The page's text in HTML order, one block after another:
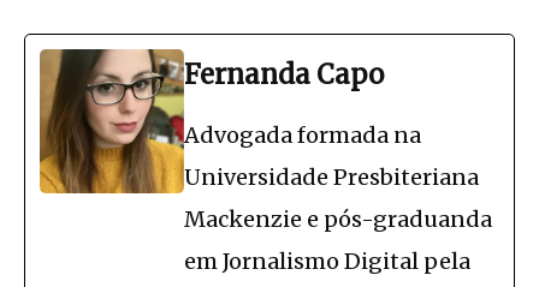
Fernanda Capo
Advogada formada na
Universidade Presbiteriana
Mackenzie e pós-graduanda
em Jornalismo Digital pela